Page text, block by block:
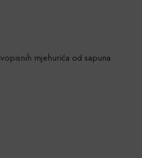
mjehurića od sapuna